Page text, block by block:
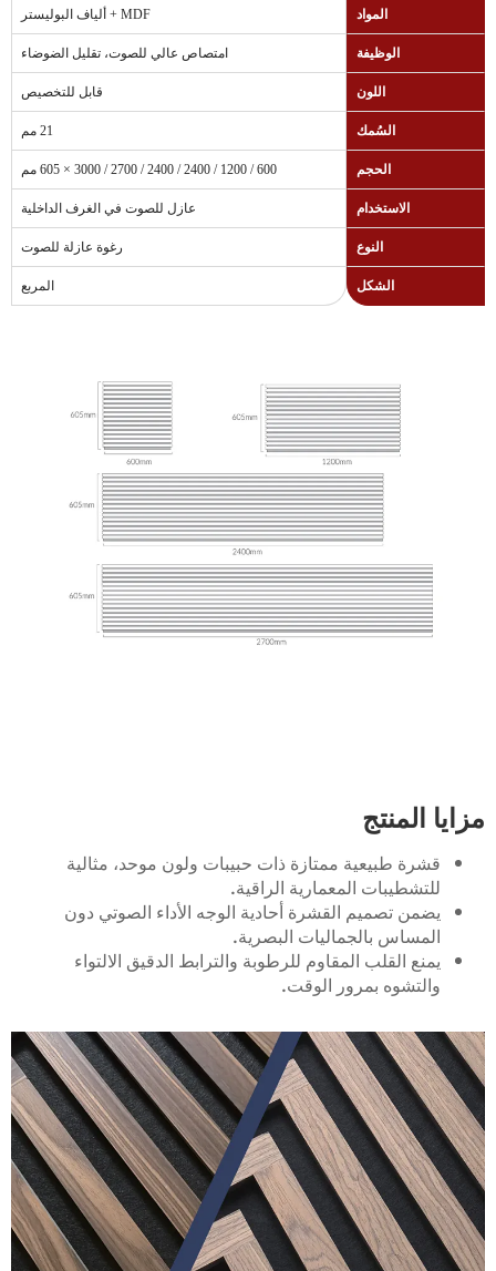
المواد MDF + ألياف البوليستر
الوظيفة امتصاص عالي للصوت، تقليل الضوضاء
اللون قابل للتخصيص
السُمك 21 مم
الحجم 600 / 1200 / 2400 / 2400 / 2700 / 3000 × 605 مم
الاستخدام عازل للصوت في الغرف الداخلية
النوع رغوة عازلة للصوت
الشكل المربع
مزايا المنتج
قشرة طبيعية ممتازة ذات حبيبات ولون موحد، مثالية
للتشطيبات المعمارية الراقية.
يضمن تصميم القشرة أحادية الوجه الأداء الصوتي دون
المساس بالجماليات البصرية.
يمنع القلب المقاوم للرطوبة والترابط الدقيق الالتواء
والتشوه بمرور الوقت.